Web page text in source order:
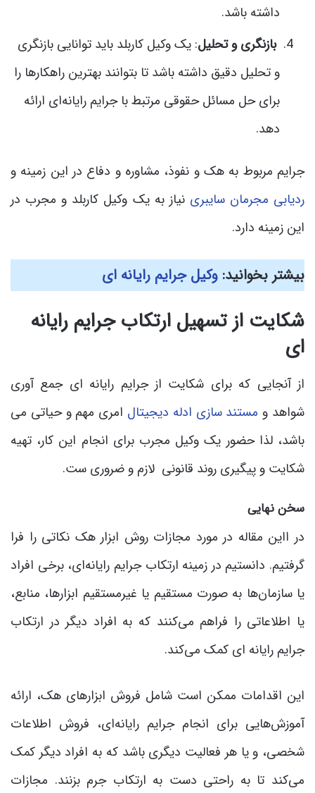
داشته باشد.
بازنگری و تحلیل: یک وکیل کاربلد باید توانایی بازنگری
و تحلیل دقیق داشته باشد تا بتوانند بهترین راهکارها را
برای حل مسائل حقوقی مرتبط با جرایم رایانه‌ای ارائه
دهد.
جرایم مربوط به هک و نفوذ، مشاوره و دفاع در این زمینه و
ردیابی مجرمان سایبری نیاز به یک وکیل کاربلد و مجرب در
این زمینه دارد.
بیشتر بخوانید: وکیل جرایم رایانه ای
شکایت از تسهیل ارتکاب جرایم رایانه
ای
از آنجایی که برای شکایت از جرایم رایانه ای جمع آوری
شواهد و مستند سازی ادله دیجیتال امری مهم و حیاتی می
باشد، لذا حضور یک وکیل مجرب برای انجام این کار، تهیه
شکایت و پیگیری روند قانونی لازم و ضروری ست.
سخن نهایی
در ااین مقاله در مورد مجازات روش ابزار هک نکاتی را فرا
گرفتیم. دانستیم در زمینه ارتکاب جرایم رایانه‌ای، برخی افراد
یا سازمان‌ها به صورت مستقیم یا غیرمستقیم ابزارها، منابع،
یا اطلاعاتی را فراهم می‌کنند که به افراد دیگر در ارتکاب
جرایم رایانه ای کمک می‌کند.
این اقدامات ممکن است شامل فروش ابزارهای هک، ارائه
آموزش‌هایی برای انجام جرایم رایانه‌ای، فروش اطلاعات
شخصی، و یا هر فعالیت دیگری باشد که به افراد دیگر کمک
می‌کند تا به راحتی دست به ارتکاب جرم بزنند. مجازات